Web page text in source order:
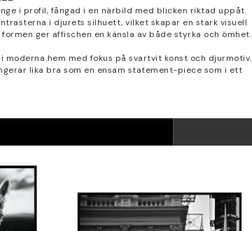
i profil, fångad i en närbild med blicken riktad uppåt.
i djurets silhuett, vilket skapar en stark visuell
ger affischen en känsla av både styrka och ömhet.
hem med fokus på svartvit konst och djurmotiv.
lika bra som en ensam statement-piece som i ett